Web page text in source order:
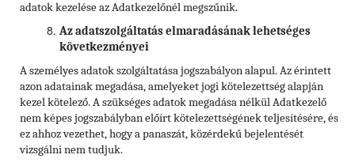
adatok kezelése az Adatkezelőnél megszűnik.
Az adatszolgáltatás elmaradásának lehetséges
következményei
A személyes adatok szolgáltatása jogszabályon alapul. Az érintett
azon adatainak megadása, amelyeket jogi kötelezettség alapján
kezel kötelező. A szükséges adatok megadása nélkül Adatkezelő
nem képes jogszabályban előírt kötelezettségének teljesítésére, és
ez ahhoz vezethet, hogy a panaszát, közérdekű bejelentését
vizsgálni nem tudjuk.